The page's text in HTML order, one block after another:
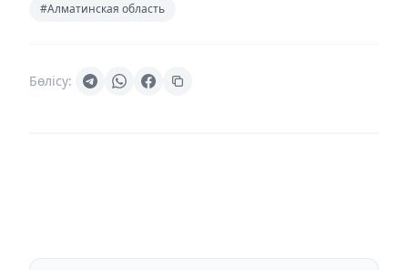
#Алматинская область
Бөлісу: